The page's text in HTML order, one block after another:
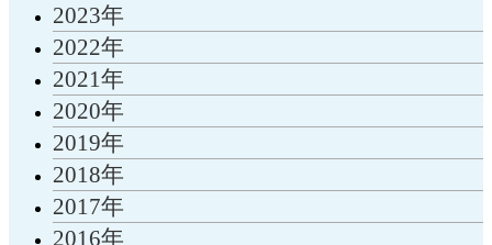
2023年
2022年
2021年
2020年
2019年
2018年
2017年
2016年